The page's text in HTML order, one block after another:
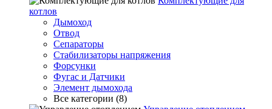
котлов
Дымоход
Отвод
Сепараторы
Стабилизаторы напряжения
Форсунки
Фугас и Датчики
Элемент дымохода
Все категории (8)